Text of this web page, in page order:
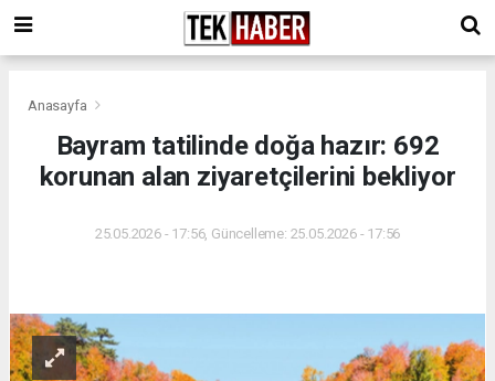
Anasayfa
Bayram tatilinde doğa hazır: 692
korunan alan ziyaretçilerini bekliyor
25.05.2026 - 17:56, Güncelleme: 25.05.2026 - 17:56